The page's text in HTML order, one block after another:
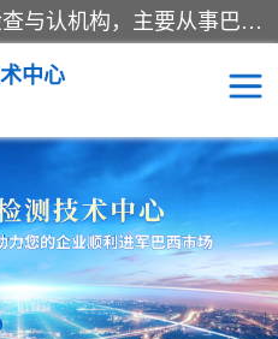
*是一家的测试、评估、检查与认机构，主要从事巴西NR10认证、NR12认证、NR13认证；ANATEL认证、INMTRO认证，欧盟CE认证：MD认证，PED认证，MID认证，ATEX认证，德国蓝色天使认证。
中心
NR10认证
NR13认证
巴西NR认证